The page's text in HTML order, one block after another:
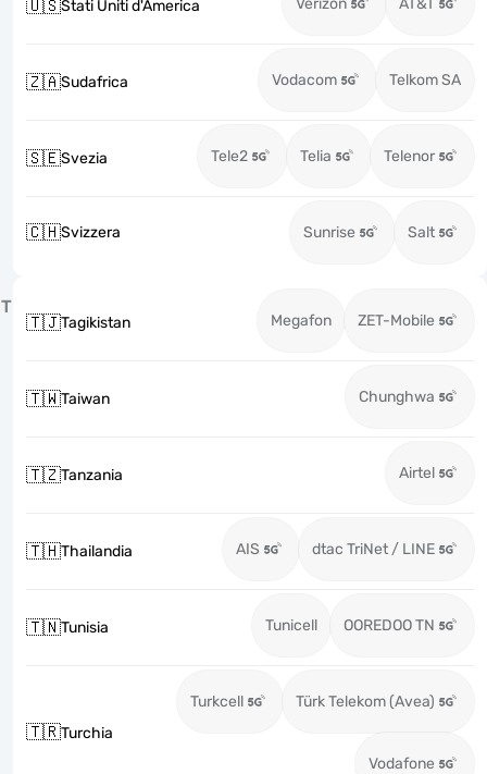
🇺🇸Stati Uniti d'America Verizon AT&T
🇿🇦Sudafrica Vodacom Telkom SA
🇸🇪Svezia Tele2 Telia Telenor
🇨🇭Svizzera Sunrise Salt
T
🇹🇯Tagikistan Megafon ZET-Mobile
🇹🇼Taiwan Chunghwa
🇹🇿Tanzania Airtel
🇹🇭Thailandia AIS dtac TriNet / LINE
🇹🇳Tunisia Tunicell OOREDOO TN
🇹🇷Turchia
Turkcell Türk Telekom (Avea)
Vodafone